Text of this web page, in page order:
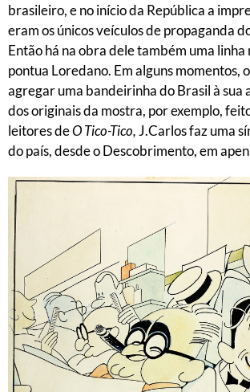
brasileiro, e no início da República a
eram os únicos veículos de propaganda
Então há na obra dele também uma linha
pontua Loredano. Em alguns momentos,
agregar uma bandeirinha do Brasil à sua
dos originais da mostra, por exemplo,
leitores deO Tico-Tico,J.Carlos faz uma
do país, desde o Descobrimento, em